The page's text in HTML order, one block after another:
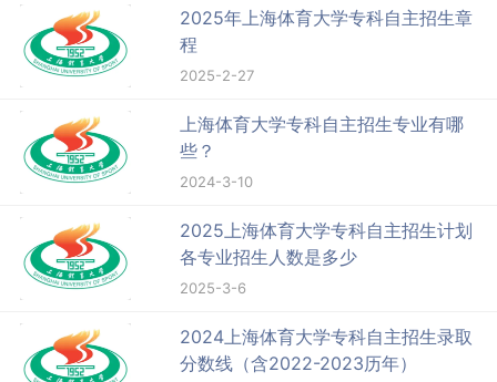
2025年上海体育大学专科自主招生章
程
2025-2-27
上海体育大学专科自主招生专业有哪
些？
2024-3-10
2025上海体育大学专科自主招生计划
各专业招生人数是多少
2025-3-6
2024上海体育大学专科自主招生录取
分数线（含2022-2023历年）